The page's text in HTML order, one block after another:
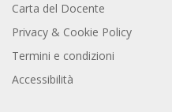
Carta del Docente
Privacy & Cookie Policy
Termini e condizioni
Accessibilità